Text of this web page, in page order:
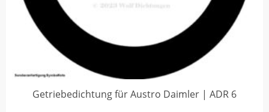
Getriebedichtung für Austro Daimler | ADR 6